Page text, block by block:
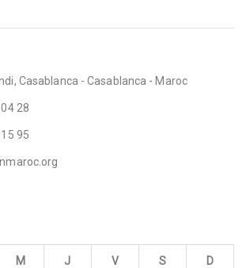
Casablanca - Casablanca - Maroc
28
95
M J V S D